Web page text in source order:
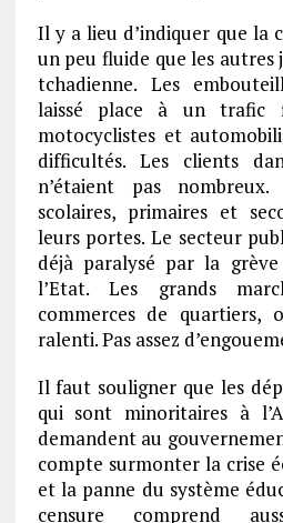
Il y a lieu d’indiquer que la
un peu fluide que les autres
tchadienne. Les
laissé place à un trafic
motocyclistes et
difficultés. Les clients
n’étaient pas nombreux.
scolaires, primaires et
leurs portes. Le secteur
déjà paralysé par la
l’Etat. Les grands
commerces de quartiers,
ralenti. Pas assez
Il faut souligner que les
qui sont minoritaires à
demandent au
compte surmonter la crise
et la panne du système
censure comprend